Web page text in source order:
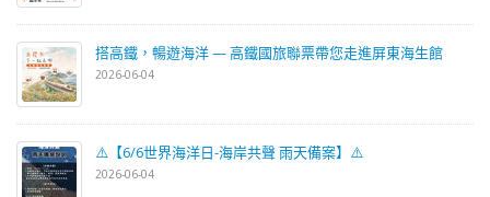
搭高鐵，暢遊海洋 — 高鐵國旅聯票帶您走進屏東海生館
2026-06-04
⚠️【6/6世界海洋日-海岸共聲 雨天備案】⚠️
2026-06-04